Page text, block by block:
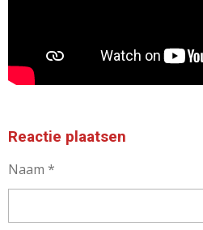
Reactie plaatsen
Naam *